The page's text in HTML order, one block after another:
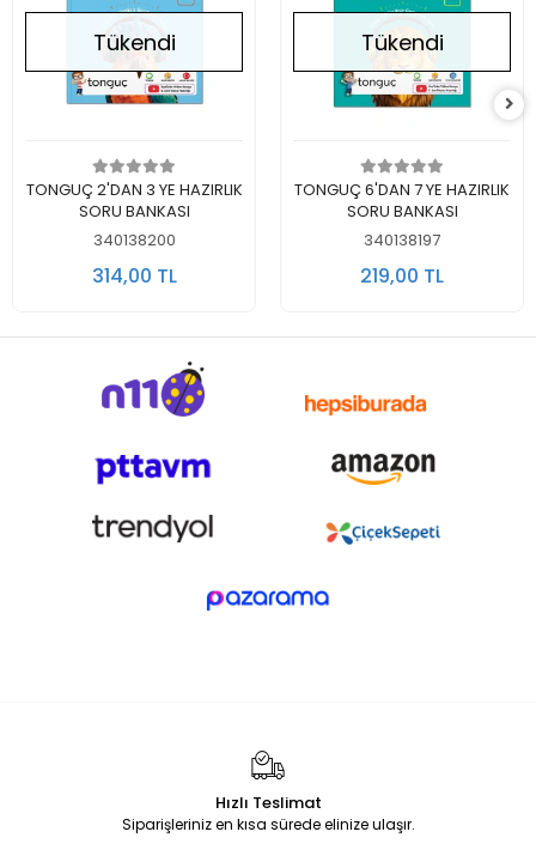
Stokta Yok
Tükendi
TONGUÇ 2'DAN 3 YE HAZIRLIK
SORU BANKASI
340138200
314,00 TL
Stokta Yok
Tükendi
TONGUÇ 6'DAN 7 YE HAZIRLIK
SORU BANKASI
340138197
219,00 TL
Hızlı Teslimat
Siparişleriniz en kısa sürede elinize ulaşır.